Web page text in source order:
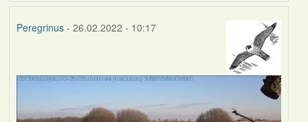
Peregrinus- 26.02.2022 - 10:17